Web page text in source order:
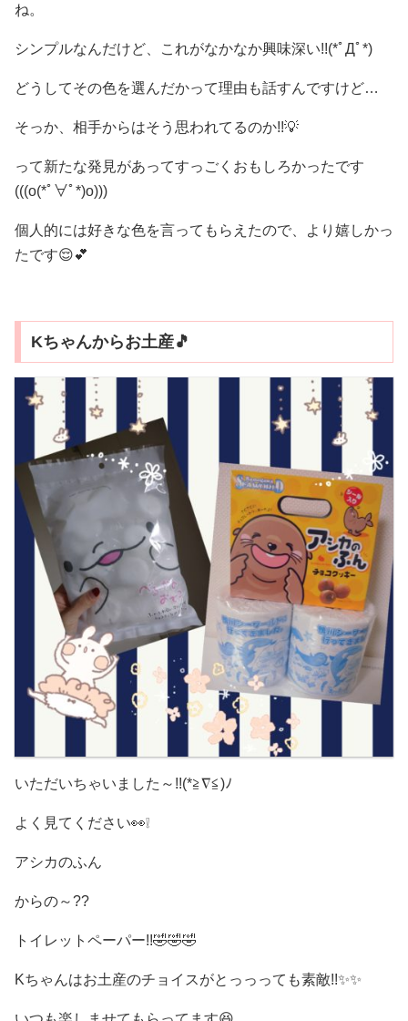
ね。
シンプルなんだけど、これがなかなか興味深い!!(*ﾟДﾟ*)
どうしてその色を選んだかって理由も話すんですけど…
そっか、相手からはそう思われてるのか!!💡
って新たな発見があってすっごくおもしろかったです
(((o(*ﾟ∀ﾟ*)o)))
個人的には好きな色を言ってもらえたので、より嬉しかっ
たです😌💕
Kちゃんからお土産🎵
いただいちゃいました～!!(*≧∇≦)ﾉ
よく見てください👀❕
アシカのふん
からの～??
トイレットペーパー!!🤣🤣🤣
Kちゃんはお土産のチョイスがとっっっても素敵!!✨✨